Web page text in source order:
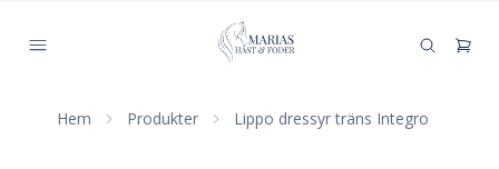
Hem Produkter Lippo dressyr träns Integro